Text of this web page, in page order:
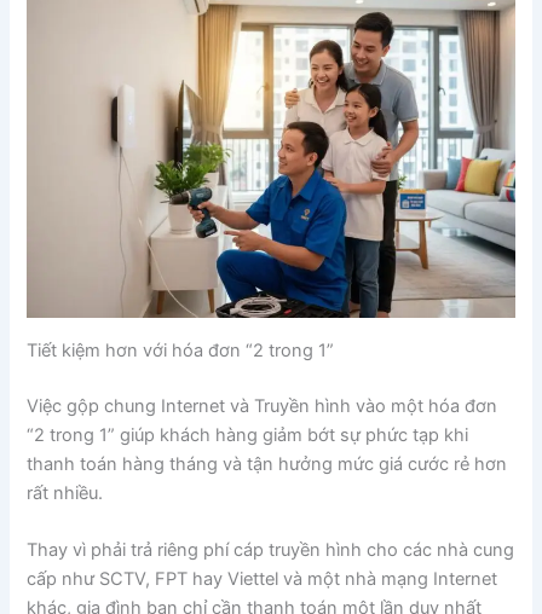
Tiết kiệm hơn với hóa đơn “2 trong 1”
Việc gộp chung Internet và Truyền hình vào một hóa đơn
“2 trong 1” giúp khách hàng giảm bớt sự phức tạp khi
thanh toán hàng tháng và tận hưởng mức giá cước rẻ hơn
rất nhiều.
Thay vì phải trả riêng phí cáp truyền hình cho các nhà cung
cấp như SCTV, FPT hay Viettel và một nhà mạng Internet
khác, gia đình bạn chỉ cần thanh toán một lần duy nhất